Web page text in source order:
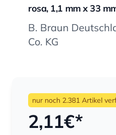
rosa, 1,1 mm x 33
B. Braun
Co. KG
nur noch 2.381 Artikel
2,11€*